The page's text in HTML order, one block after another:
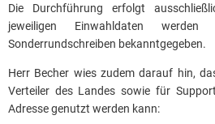
Die Durchführung erfolgt
jeweiligen Einwahldaten
Sonderrundschreiben bekanntgegeben.
Herr Becher wies zudem darauf hin,
Verteiler des Landes sowie für
Adresse genutzt werden kann: